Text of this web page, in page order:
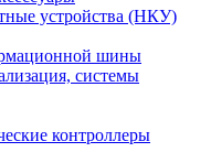
устройства (НКУ)
шины
системы
контроллеры